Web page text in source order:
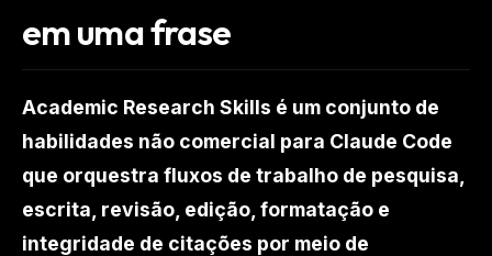
em uma frase
Academic Research Skills é um conjunto de
habilidades não comercial para Claude Code
que orquestra fluxos de trabalho de pesquisa,
escrita, revisão, edição, formatação e
integridade de citações por meio de